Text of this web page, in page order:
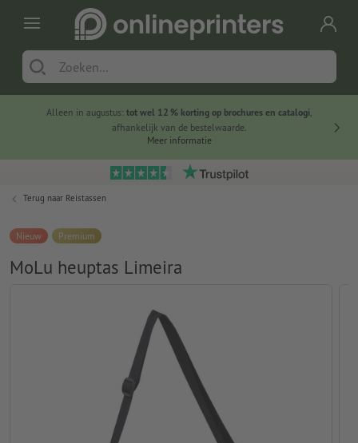
Alleen in augustus: tot wel 12 % korting op brochures en catalogi,
afhankelijk van de bestelwaarde.
Meer informatie
Terug naar Reistassen
Nieuw Premium
MoLu heuptas Limeira